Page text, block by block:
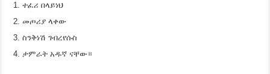
ተፈሪ በላይነህ
መጦሪያ ላቀው
ስንቅነሽ ገብረየሱስ
ታምራት አዱኛ ናቸው።